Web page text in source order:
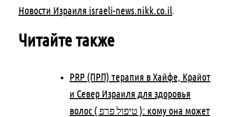
Новости Израиля israeli-news.nikk.co.il.
Читайте также
PRP (ПРП) терапия в Хайфе, Крайот
и Север Израиля для здоровья
волос ( טיפול פרפ ): кому она может